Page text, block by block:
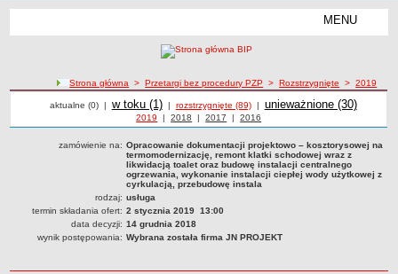
MENU
SPOSÓB PRZYJMOWANIA I ZAŁATWIANIA SPRAW
SYGNALIŚCI
RODO.
RODO
Czym się zajmujemy
Kierownictwo Zarządu Zasobu Komunalnego
Majątek, którym dysponuje ZZK
ścieżka nawigacji
Strona główna >Przetargi bez procedury PZP >Rozstrzygnięte >2019
Przetargi
aktualne (0)| Przetargi
w toku (1)| rozstrzygnięte (89)| Przetargi
unieważnione (30)
Przetargi z roku
2019 |Przetargi z roku
2018 |Przetargi z roku
2017 |Przetargi z roku
2016
zamówienie na: Opracowanie dokumentacji projektowo – kosztorysowej na
termomodernizację, remont klatki schodowej wraz z
likwidacją toalet oraz budowę instalacji centralnego
ogrzewania, wykonanie instalacji ciepłej wody użytkowej z
cyrkulacją, przebudowę instala
rodzaj: usługa
termin składania ofert: 2 stycznia 2019 13:00
data decyzji: 14 grudnia 2018
wynik postępowania: Wybrana została firma JN PROJEKT